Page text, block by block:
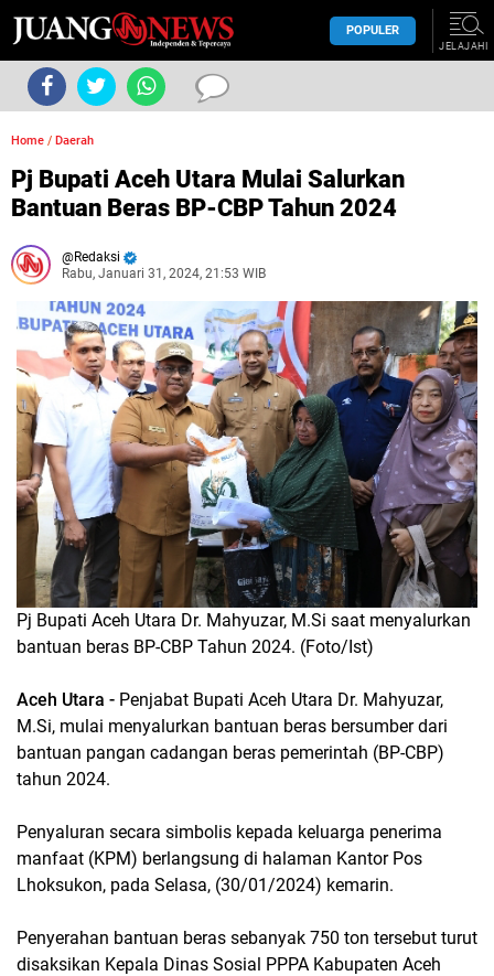
POPULER
JELAJAHI
Home / Daerah
Pj Bupati Aceh Utara Mulai Salurkan
Bantuan Beras BP-CBP Tahun 2024
Redaksi
Rabu, Januari 31, 2024, 21:53 WIB
Pj Bupati Aceh Utara Dr. Mahyuzar, M.Si saat menyalurkan
bantuan beras BP-CBP Tahun 2024. (Foto/Ist)
Aceh Utara - Penjabat Bupati Aceh Utara Dr. Mahyuzar,
M.Si, mulai menyalurkan bantuan beras bersumber dari
bantuan pangan cadangan beras pemerintah (BP-CBP)
tahun 2024.
Penyaluran secara simbolis kepada keluarga penerima
manfaat (KPM) berlangsung di halaman Kantor Pos
Lhoksukon, pada Selasa, (30/01/2024) kemarin.
Penyerahan bantuan beras sebanyak 750 ton tersebut turut
disaksikan Kepala Dinas Sosial PPPA Kabupaten Aceh